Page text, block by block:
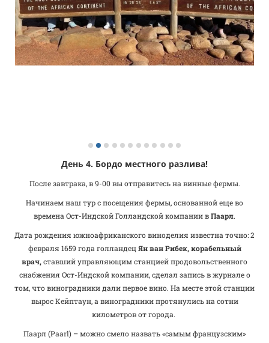
День 4. Бордо местного разлива!
После завтрака, в 9-00 вы отправитесь на винные фермы.
Начинаем наш тур с посещения фермы, основанной еще во
времена Ост-Индской Голландской компании вПаарл.
Дата рождения южноафриканского виноделия известна точно: 2
февраля 1659 года голландецЯн ван Рибек, корабельный
врач,ставший управляющим станцией продовольственного
снабжения Ост-Индской компании, сделал запись в журнале о
том, что виноградники дали первое вино. На месте этой станции
вырос Кейптаун, а виноградники протянулись на сотни
километров от города.
Паарл (Paarl) – можно смело назвать «самым французским»